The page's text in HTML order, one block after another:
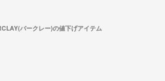
バークレー)の値下げアイテム